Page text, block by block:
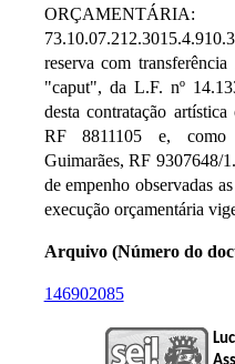
ORÇAMENTÁRIA:
reserva com
"caput", da L.F. nº
desta contratação
RF 8811105 e, como
Guimarães, RF 9307648/
de empenho observadas
execução orçamentária
Arquivo (Número do
146902085